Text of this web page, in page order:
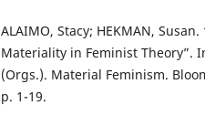
ALAIMO, Stacy; HEKMAN,
Materiality in Feminist Theory”.
(Orgs.). Material Feminism.
p. 1-19.